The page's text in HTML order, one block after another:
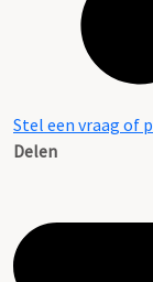
Stel een vraag of
Delen